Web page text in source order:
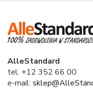
AlleStandard
tel. +12 352 66 00
e-mail: